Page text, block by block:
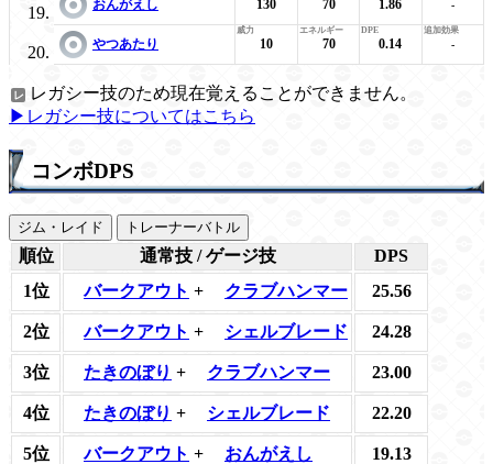
おんがえし 130 70 1.86 -
やつあたり 10 70 0.14 -
レガシー技のため現在覚えることができません。
▶レガシー技についてはこちら
コンボDPS
ジム・レイド トレーナーバトル
順位 通常技 / ゲージ技
DPS
1位
バークアウト + クラブハンマー 25.56
2位 バークアウト + シェルブレード 24.28
3位 たきのぼり + クラブハンマー 23.00
4位 たきのぼり + シェルブレード 22.20
5位 バークアウト + おんがえし 19.13